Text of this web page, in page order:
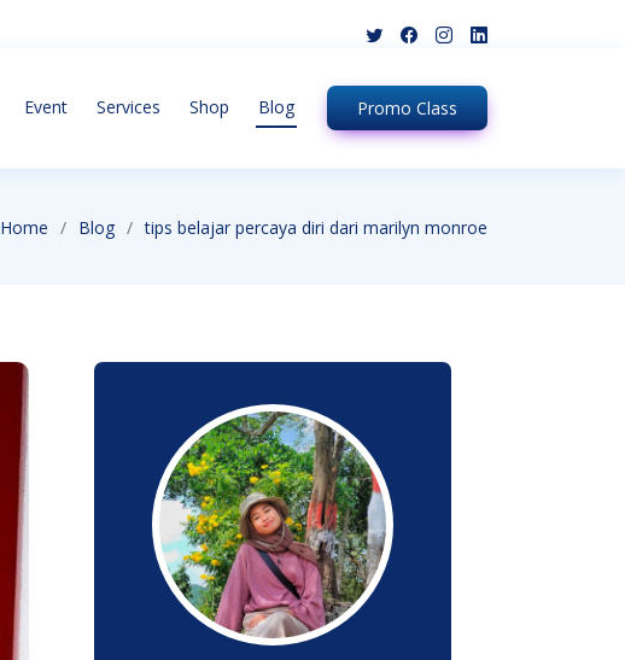
Event Services Shop Blog Promo Class
Home Blog tips belajar percaya diri dari marilyn monroe